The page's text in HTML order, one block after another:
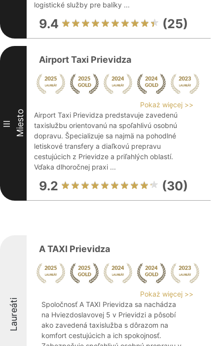
logistické služby pre balíky ...
9.4 (25)
III Miesto
Airport Taxi Prievidza
Pokaż więcej >>
Airport Taxi Prievidza predstavuje zavedenú
taxislužbu orientovanú na spoľahlivú osobnú
dopravu. Špecializuje sa najmä na pohodlné
letiskové transfery a diaľkovú prepravu
cestujúcich z Prievidze a priľahlých oblastí.
Vďaka dlhoročnej praxi ...
9.2 (30)
Laureáti
A TAXI Prievidza
Pokaż więcej >>
Spoločnosť A TAXI Prievidza sa nachádza
na Hviezdoslavovej 5 v Prievidzi a pôsobí
ako zavedená taxislužba s dôrazom na
komfort cestujúcich a ich spokojnosť.